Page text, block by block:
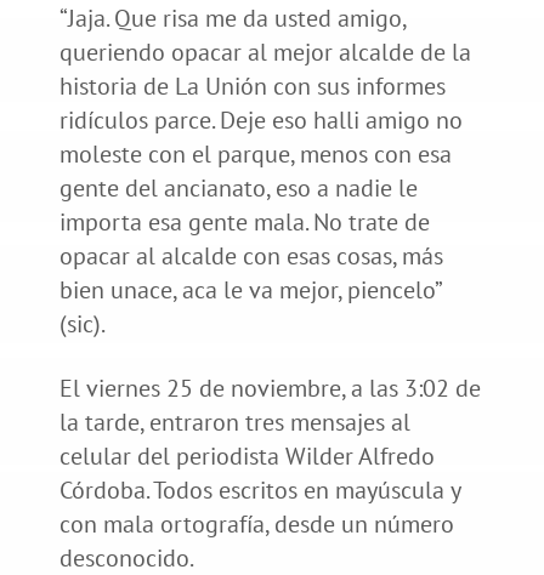
“Jaja. Que risa me da usted amigo,
queriendo opacar al mejor alcalde de la
historia de La Unión con sus informes
ridículos parce. Deje eso halli amigo no
moleste con el parque, menos con esa
gente del ancianato, eso a nadie le
importa esa gente mala. No trate de
opacar al alcalde con esas cosas, más
bien unace, aca le va mejor, piencelo”
(sic).
El viernes 25 de noviembre, a las 3:02 de
la tarde, entraron tres mensajes al
celular del periodista Wilder Alfredo
Córdoba. Todos escritos en mayúscula y
con mala ortografía, desde un número
desconocido.